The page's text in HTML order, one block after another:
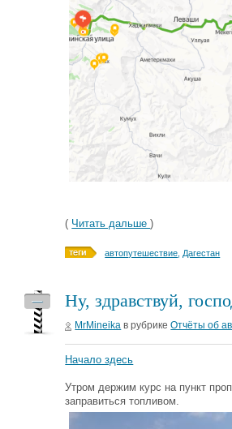
( Читать дальше)
автопутешествие Дагестан
Ну, здравствуй,
MrMineika в рубрикеОтчёты об
Начало здесь
Утром держим курс на пункт
заправиться топливом.
—